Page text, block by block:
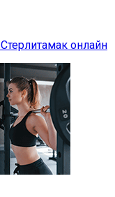
Стерлитамак онлайн